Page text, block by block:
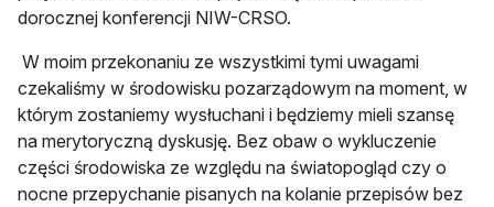
dorocznej konferencji NIW-CRSO.
W moim przekonaniu ze wszystkimi tymi uwagami
czekaliśmy w środowisku pozarządowym na moment, w
którym zostaniemy wysłuchani i będziemy mieli szansę
na merytoryczną dyskusję. Bez obaw o wykluczenie
części środowiska ze względu na światopogląd czy o
nocne przepychanie pisanych na kolanie przepisów bez